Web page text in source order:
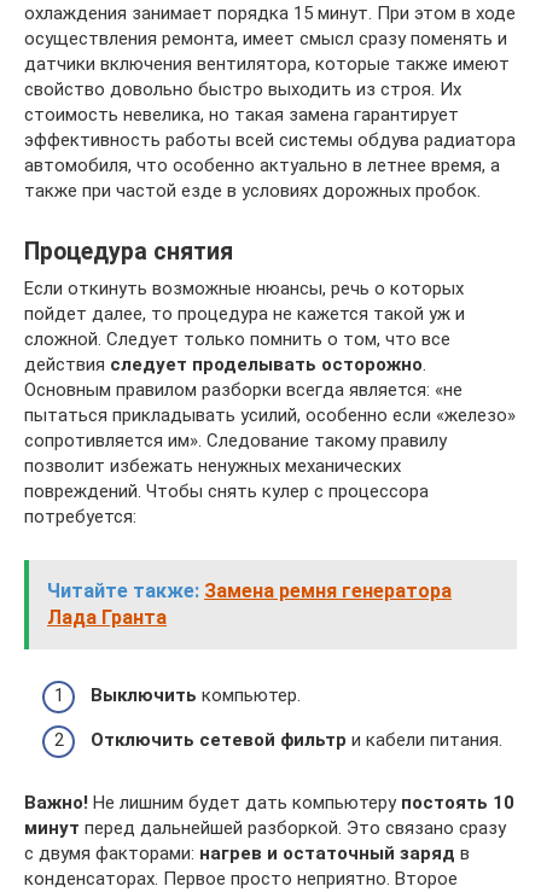
охлаждения занимает порядка 15 минут. При этом в ходе
осуществления ремонта, имеет смысл сразу поменять и
датчики включения вентилятора, которые также имеют
свойство довольно быстро выходить из строя. Их
стоимость невелика, но такая замена гарантирует
эффективность работы всей системы обдува радиатора
автомобиля, что особенно актуально в летнее время, а
также при частой езде в условиях дорожных пробок.
Процедура снятия
Если откинуть возможные нюансы, речь о которых
пойдет далее, то процедура не кажется такой уж и
сложной. Следует только помнить о том, что все
действия следует проделывать осторожно.
Основным правилом разборки всегда является: «не
пытаться прикладывать усилий, особенно если «железо»
сопротивляется им». Следование такому правилу
позволит избежать ненужных механических
повреждений. Чтобы снять кулер с процессора
потребуется:
Читайте также: Замена ремня генератора
Лада Гранта
Выключить компьютер.
Отключить сетевой фильтр и кабели питания.
Важно! Не лишним будет дать компьютеру постоять 10
минут перед дальнейшей разборкой. Это связано сразу
с двумя факторами: нагрев и остаточный заряд в
конденсаторах. Первое просто неприятно. Второе